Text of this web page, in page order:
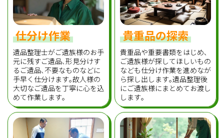
仕分け作業
遺品整理士がご遺族様のお手
元に残すご遺品､形見分けす
るご遺品､不要なものなどに
手早く仕分けます｡故人様の
大切なご遺品を丁寧に心を込
めて作業します｡
貴重品の探索
貴重品や重要書類をはじめ､
ご遺族様が探してほしいもの
なども仕分け作業を進めなが
ら探し出します｡遺品整理後
にご遺族様にまとめてお渡し
します｡